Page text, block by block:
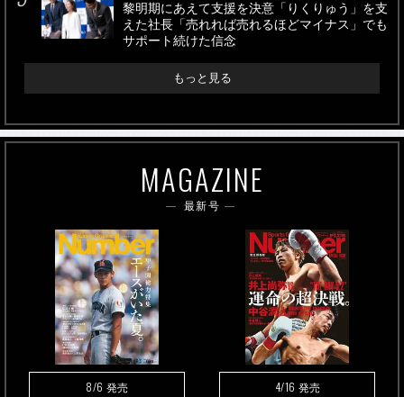
黎明期にあえて支援を決意「りくりゅう」を支
えた社長「売れれば売れるほどマイナス」でも
サポート続けた信念
もっと見る
MAGAZINE
最新号
8/6 発売 4/16 発売